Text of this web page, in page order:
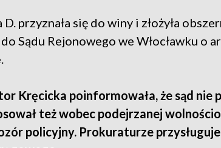
przyznała się do winy i złożyła
Sądu Rejonowego we Włocławku o
Kręcicka poinformowała, że sąd nie
też wobec podejrzanej
policyjny. Prokuraturze